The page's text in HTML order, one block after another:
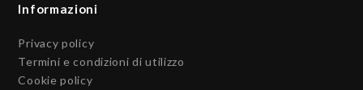
Informazioni
Privacy policy
Termini e condizioni di utilizzo
Cookie policy